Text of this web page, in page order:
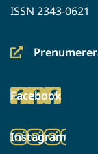
ISSN 2343-0621
(siirryt
palveluun)
Facebook
(siirryt
palveluun)
Instagram
(siirryt